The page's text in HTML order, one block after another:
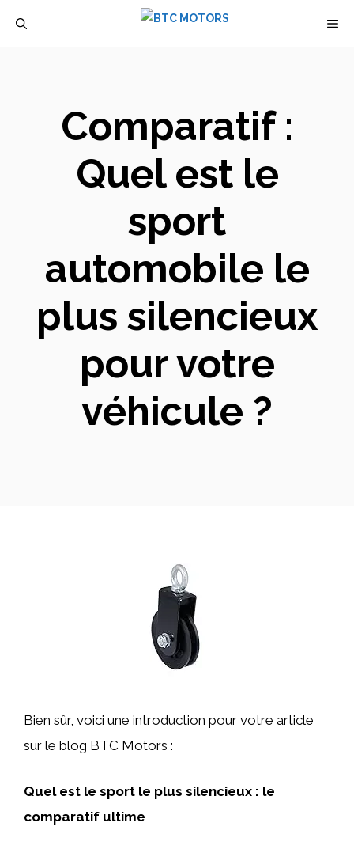
Comparatif :
Quel est le
sport
automobile le
plus silencieux
pour votre
véhicule ?
Bien sûr, voici une introduction pour votre article
sur le blog BTC Motors :
Quel est le sport le plus silencieux : le
comparatif ultime